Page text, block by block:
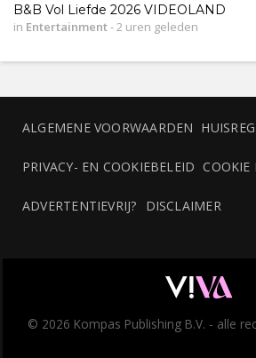
B&B Vol Liefde 2026 VIDEOLAND
in Entertainment- 2 uren geleden
ALGEMENE VOORWAARDEN
PRIVACY- EN COOKIEBELEID COOKIE
ADVERTENTIEVRIJ? DISCLAIMER
© 2026 Kompas Publishing B.V. - alle